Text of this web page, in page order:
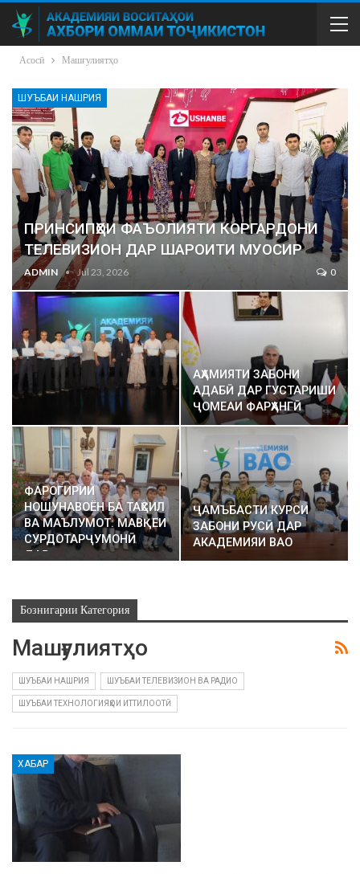
Асосӣ Машғулиятҳо
ШУЪБАИ НАШРИЯ
ПРИНСИПҲОИ ФАЪОЛИЯТИ КОРГАРДОНИ
ТЕЛЕВИЗИОН ДАР ШАРОИТИ МУОСИР
ADMIN Jul 23, 2026 0
АҲАМИЯТИ ЗАБОНИ
АДАБӢ ДАР ГУСТАРИШИ
ҶОМЕАИ ФАРҲАНГӢ
ФАРОГИРИИ
НОШУНАВОЁН БА ТАҲСИЛ
ВА МАЪЛУМОТ: МАВҚЕИ
СУРДОТАРҶУМОНӢ
ДАР…
ҶАМЪБАСТИ КУРСИ
ЗАБОНИ РУСӢ ДАР
АКАДЕМИЯИ ВАО
Бознигарии Категория
Машғулиятҳо
ШУЪБАИ НАШРИЯ ШУЪБАИ ТЕЛЕВИЗИОН ВА РАДИО
ШУЪБАИ ТЕХНОЛОГИЯҲОИ ИТТИЛООТӢ
ХАБАР